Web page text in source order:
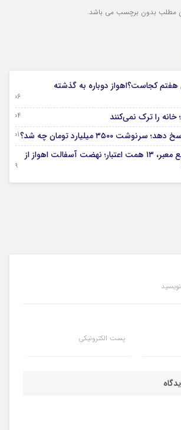
مطلب بدون برچسب می باشد.
هفتم کجاست؟اهواز دوباره به گذشته
06 آگوست 2026
را ترک نمی‌کنند 04 آگوست 2026
۳۵۰۰ میلیارد تومان چه شد؟ 01 آگوست 2026
۳۱ میلیون مترمربع معبر، ۱۳ همت اعتبار؛ نهضت آسفالت اهواز از
29 جولای 2026
پست الکترونیکی